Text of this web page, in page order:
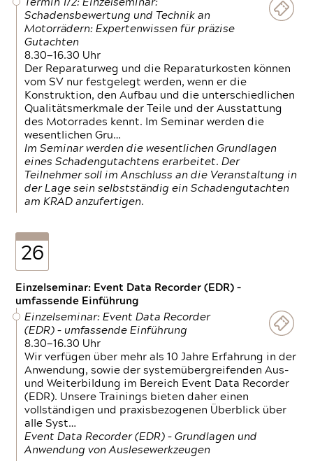
Termin 1/2: Einzelseminar:
Schadensbewertung und Technik an
Motorrädern: Expertenwissen für präzise
Gutachten
8.30—16.30 Uhr
Der Reparaturweg und die Reparaturkosten können
vom SV nur festgelegt werden, wenn er die
Konstruktion, den Aufbau und die unterschiedlichen
Qualitätsmerkmale der Teile und der Ausstattung
des Motorrades kennt. Im Seminar werden die
wesentlichen Gru…
Im Seminar werden die wesentlichen Grundlagen
eines Schadengutachtens erarbeitet. Der
Teilnehmer soll im Anschluss an die Veranstaltung in
der Lage sein selbstständig ein Schadengutachten
am KRAD anzufertigen.
26
Einzelseminar: Event Data Recorder (EDR) –
umfassende Einführung
Einzelseminar: Event Data Recorder
(EDR) – umfassende Einführung
8.30—16.30 Uhr
Wir verfügen über mehr als 10 Jahre Erfahrung in der
Anwendung, sowie der systemübergreifenden Aus-
und Weiterbildung im Bereich Event Data Recorder
(EDR). Unsere Trainings bieten daher einen
vollständigen und praxisbezogenen Überblick über
alle Syst…
Event Data Recorder (EDR) – Grundlagen und
Anwendung von Auslesewerkzeugen